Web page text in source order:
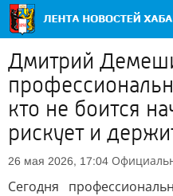
Дмитрий
кто не боится
рискует и
26 мая 2026, 17:04
Сегодня